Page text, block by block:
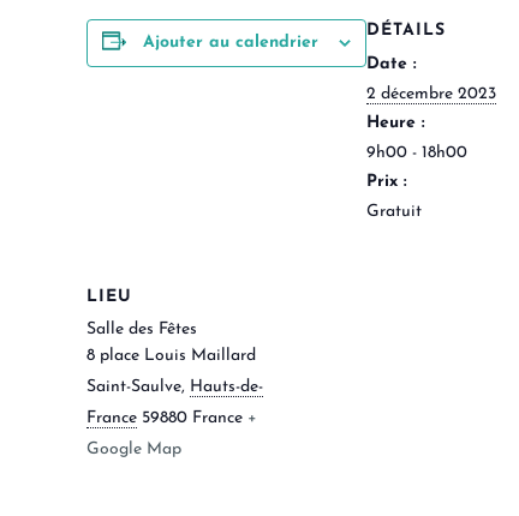
Ajouter au calendrier
DÉTAILS
Date :
2 décembre 2023
Heure :
9h00 - 18h00
Prix :
Gratuit
LIEU
Salle des Fêtes
8 place Louis Maillard
Saint-Saulve, Hauts-de-
France 59880 France +
Google Map